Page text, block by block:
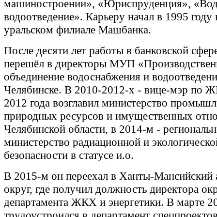
машиностроении», «Юриспруденция»,
водоотведение». Карьеру начал в 1995
уральском филиале Машбанка.
После десяти лет работы в банковской
перешёл в директоры МУП
объединение водоснабжения и
Челябинске. В 2010-2012-х - вице-мэр по
2012 года возглавил министерство
природных ресурсов и имущественных
Челябинской области, в 2014-м -
министерство радиационной и
безопасности в статусе и.о.
В 2015-м он переехал в Ханты-Мансийский
округ, где получил должность директора
департамента ЖКХ и энергетики. В марте